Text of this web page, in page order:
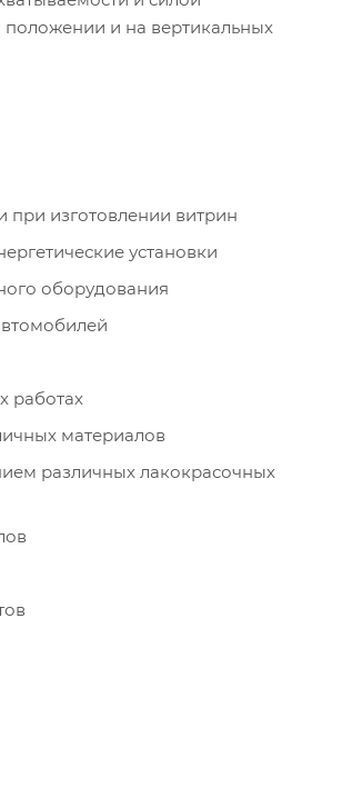
и на вертикальных
при изготовлении витрин
установки
оборудования
работах
материалов
различных лакокрасочных